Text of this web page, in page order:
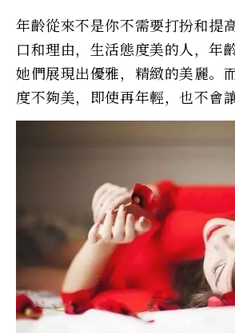
年齡從來不是你不需要打扮和提
口和理由，生活態度美的人，年
她們展現出優雅，精緻的美麗。
度不夠美，即使再年輕，也不會